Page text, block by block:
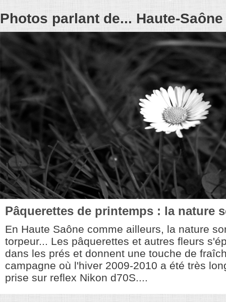
Photos parlant de... Haute-Saône
Pâquerettes de printemps : la nature
En Haute Saône comme ailleurs, la nature
torpeur... Les pâquerettes et autres fleurs
dans les prés et donnent une touche de
campagne où l'hiver 2009-2010 a été très
prise sur reflex Nikon d70S....